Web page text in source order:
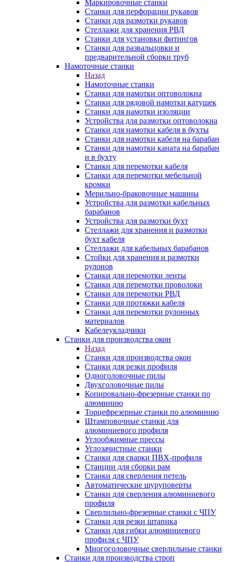
Маркировочные станки
Станки для перфорации рукавов
Станки для размотки рукавов
Стеллажи для хранения РВД
Станки для установки фитингов
Станки для развальцовки и
предварительной сборки труб
Намоточные станки
Назад
Намоточные станки
Станки для намотки оптоволокна
Станки для рядовой намотки катушек
Станки для намотки изоляции
Устройства для размотки оптоволокна
Станки для намотки кабеля в бухты
Станки для намотки кабеля на барабан
Станки для намотки каната на барабан
и в бухту
Станки для перемотки кабеля
Станки для перемотки мебельной
кромки
Мерильно-браковочные машины
Устройства для размотки кабельных
барабанов
Устройства для размотки бухт
Стеллажи для хранения и размотки
бухт кабеля
Стеллажи для кабельных барабанов
Стойки для хранения и размотки
рулонов
Станки для перемотки ленты
Станки для перемотки проволоки
Станки для перемотки РВД
Станки для протяжки кабеля
Станки для перемотки рулонных
материалов
Кабелеукладчики
Станки для производства окон
Назад
Станки для производства окон
Станки для резки профиля
Одноголовочные пилы
Двухголовочные пилы
Копировально-фрезерные станки по
алюминию
Торцефрезерные станки по алюминию
Штамповочные станки для
алюминиевого профиля
Углообжимные прессы
Углозачистные станки
Станки для сварки ПВХ-профиля
Станции для сборки рам
Станки для сверления петель
Автоматические шуруповерты
Станки для сверления алюминиевого
профиля
Сверлильно-фрезерные станки с ЧПУ
Станки для резки штапика
Станки для гибки алюминиевого
профиля с ЧПУ
Многоголовочные сверлильные станки
Станки для производства строп